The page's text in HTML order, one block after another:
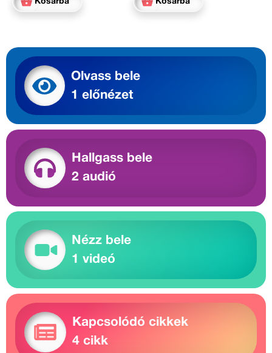
Kosárba Kosárba
Olvass bele
1 előnézet
Hallgass bele
2 audió
Nézz bele
1 videó
Kapcsolódó cikkek
4 cikk